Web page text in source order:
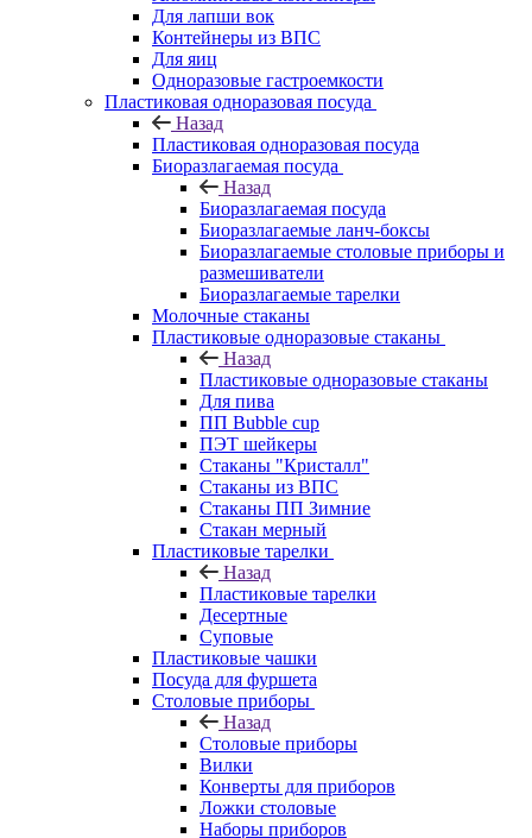
Для лапши вок
Контейнеры из ВПС
Для яиц
Одноразовые гастроемкости
Пластиковая одноразовая посуда
Назад
Пластиковая одноразовая посуда
Биоразлагаемая посуда
Назад
Биоразлагаемая посуда
Биоразлагаемые ланч-боксы
Биоразлагаемые столовые приборы и
размешиватели
Биоразлагаемые тарелки
Молочные стаканы
Пластиковые одноразовые стаканы
Назад
Пластиковые одноразовые стаканы
Для пива
ПП Bubble cup
ПЭТ шейкеры
Стаканы "Кристалл"
Стаканы из ВПС
Стаканы ПП Зимние
Стакан мерный
Пластиковые тарелки
Назад
Пластиковые тарелки
Десертные
Суповые
Пластиковые чашки
Посуда для фуршета
Столовые приборы
Назад
Столовые приборы
Вилки
Конверты для приборов
Ложки столовые
Наборы приборов